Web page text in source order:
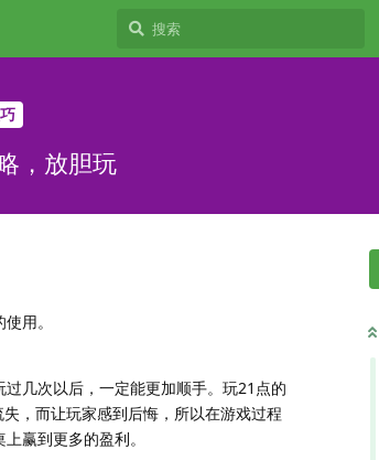
，放胆玩
用。
几次以后，一定能更加顺手。玩21点的
，而让玩家感到后悔，所以在游戏过程
赢到更多的盈利。